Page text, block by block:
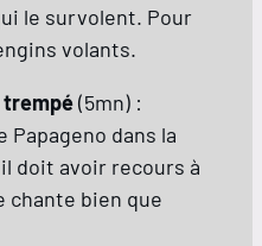
le survolent. Pour
volants.
trempé(5mn) :
dans la
doit avoir recours à
chante bien que